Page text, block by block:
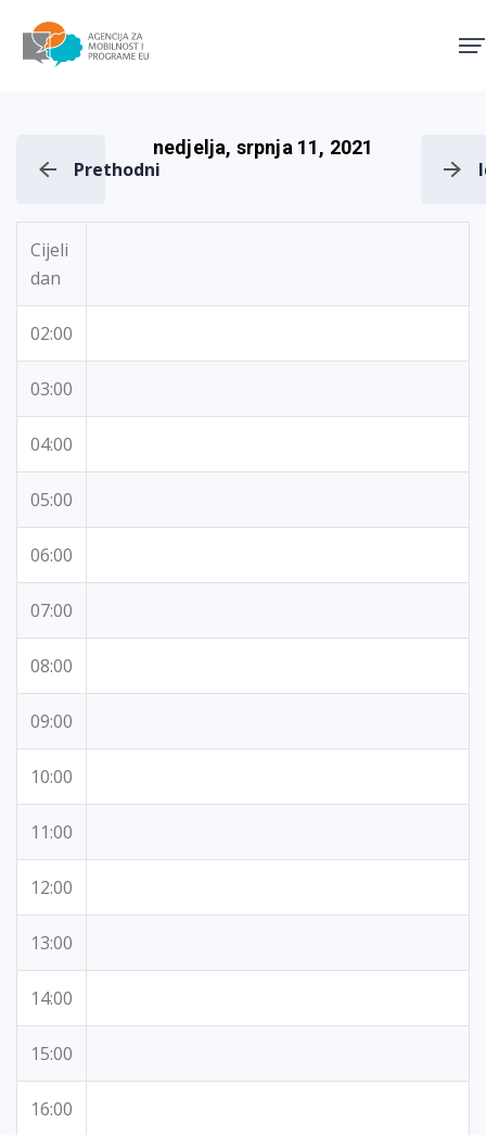
Prethodni
nedjelja, srpnja 11, 2021
Cijeli
dan
02:00
03:00
04:00
05:00
06:00
07:00
08:00
09:00
10:00
11:00
12:00
13:00
14:00
15:00
16:00